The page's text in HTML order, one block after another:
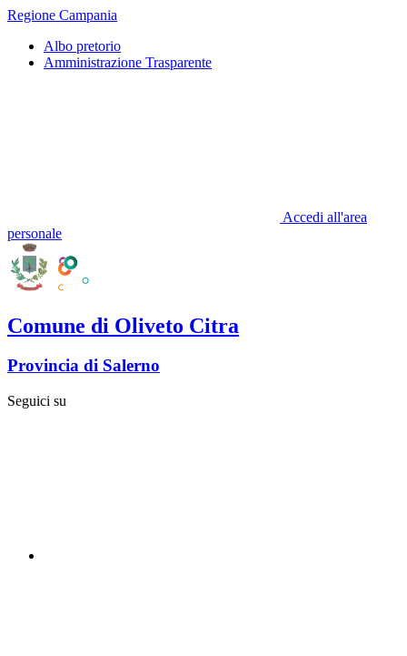
Regione Campania
Albo pretorio
Amministrazione Trasparente
Accedi all'area
personale
Comune di Oliveto Citra
Provincia di Salerno
Seguici su